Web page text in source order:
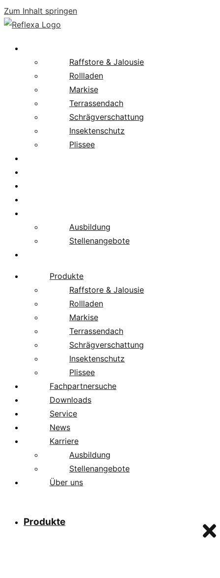
Zum Inhalt springen
Raffstore & Jalousie
Rollladen
Markise
Terrassendach
Schrägverschattung
Insektenschutz
Plissee
Ausbildung
Stellenangebote
Produkte
Raffstore & Jalousie
Rollladen
Markise
Terrassendach
Schrägverschattung
Insektenschutz
Plissee
Fachpartnersuche
Downloads
Service
News
Karriere
Ausbildung
Stellenangebote
Über uns
Produkte